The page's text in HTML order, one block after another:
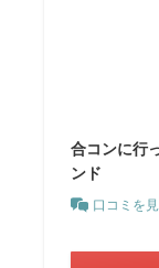
合コンに行
ンド
口コミを